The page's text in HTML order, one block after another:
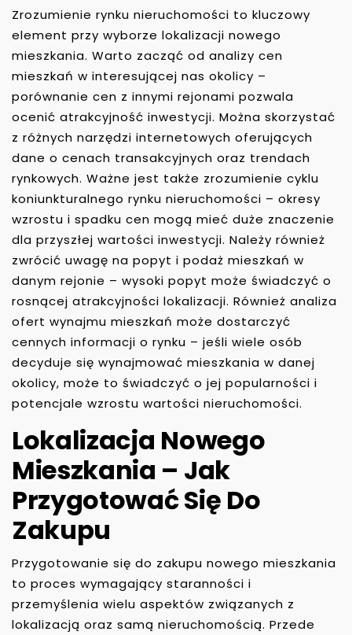
Zrozumienie rynku nieruchomości to kluczowy
element przy wyborze lokalizacji nowego
mieszkania. Warto zacząć od analizy cen
mieszkań w interesującej nas okolicy –
porównanie cen z innymi rejonami pozwala
ocenić atrakcyjność inwestycji. Można skorzystać
z różnych narzędzi internetowych oferujących
dane o cenach transakcyjnych oraz trendach
rynkowych. Ważne jest także zrozumienie cyklu
koniunkturalnego rynku nieruchomości – okresy
wzrostu i spadku cen mogą mieć duże znaczenie
dla przyszłej wartości inwestycji. Należy również
zwrócić uwagę na popyt i podaż mieszkań w
danym rejonie – wysoki popyt może świadczyć o
rosnącej atrakcyjności lokalizacji. Również analiza
ofert wynajmu mieszkań może dostarczyć
cennych informacji o rynku – jeśli wiele osób
decyduje się wynajmować mieszkania w danej
okolicy, może to świadczyć o jej popularności i
potencjale wzrostu wartości nieruchomości.
Lokalizacja Nowego
Mieszkania – Jak
Przygotować Się Do
Zakupu
Przygotowanie się do zakupu nowego mieszkania
to proces wymagający staranności i
przemyślenia wielu aspektów związanych z
lokalizacją oraz samą nieruchomością. Przede